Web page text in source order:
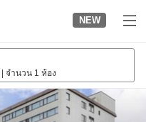
NEW
จำนวน 1 ห้อง